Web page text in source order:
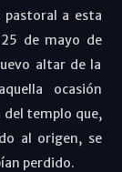
a esta
de mayo de
altar de la
ocasión
del templo que,
al origen, se
perdido.